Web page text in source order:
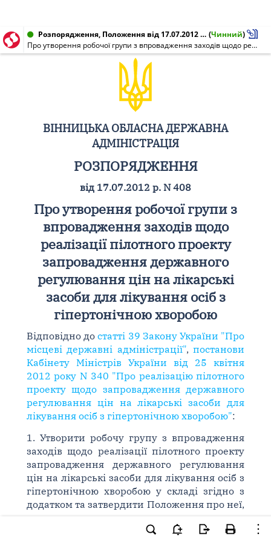
Розпорядження, Положення від 17.07.2012 № 408 (Чинний)
Про утворення робочої групи з впровадження заходів щодо реалізації пілотного проекту запровадження державного регулювання цін на лікарські засоби для лікування осіб з гіпертонічною хворобою
ВІННИЦЬКА ОБЛАСНА ДЕРЖАВНА
АДМІНІСТРАЦІЯ
РОЗПОРЯДЖЕННЯ
від 17.07.2012 р. N 408
Про утворення робочої групи з
впровадження заходів щодо
реалізації пілотного проекту
запровадження державного
регулювання цін на лікарські
засоби для лікування осіб з
гіпертонічною хворобою
Відповідно достатті 39 Закону України "Про
місцеві державні адміністрації",постанови
Кабінету Міністрів України від 25 квітня
2012 року N 340 "Про реалізацію пілотного
проекту щодо запровадження державного
регулювання цін на лікарські засоби для
лікування осіб з гіпертонічною хворобою":
1. Утворити робочу групу з впровадження
заходів щодо реалізації пілотного проекту
запровадження державного регулювання
цін на лікарські засоби для лікування осіб з
гіпертонічною хворобою у складі згідно з
додатком та затвердити Положення про неї,